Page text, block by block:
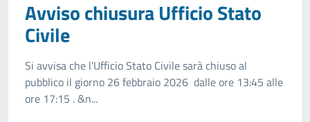
Avviso chiusura Ufficio Stato
Civile
Si avvisa che l’Ufficio Stato Civile sarà chiuso al
pubblico il giorno 26 febbraio 2026 dalle ore 13:45 alle
ore 17:15 . &n...